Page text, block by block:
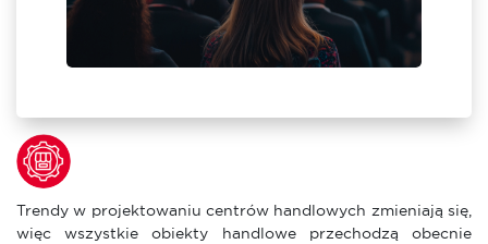
Trendy w projektowaniu centrów handlowych zmieniają się,
więc wszystkie obiekty handlowe przechodzą obecnie